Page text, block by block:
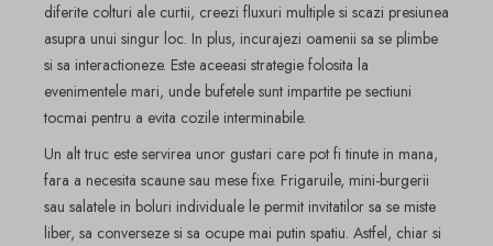
diferite colturi ale curtii, creezi fluxuri multiple si scazi presiunea
asupra unui singur loc. In plus, incurajezi oamenii sa se plimbe
si sa interactioneze. Este aceeasi strategie folosita la
evenimentele mari, unde bufetele sunt impartite pe sectiuni
tocmai pentru a evita cozile interminabile.
Un alt truc este servirea unor gustari care pot fi tinute in mana,
fara a necesita scaune sau mese fixe. Frigaruile, mini-burgerii
sau salatele in boluri individuale le permit invitatilor sa se miste
liber, sa converseze si sa ocupe mai putin spatiu. Astfel, chiar si